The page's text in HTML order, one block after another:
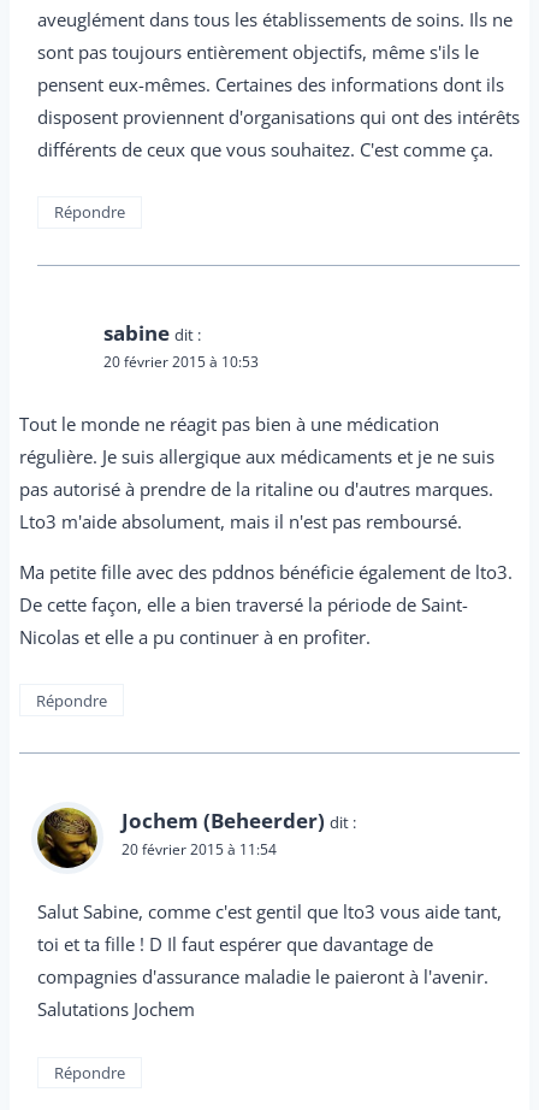
aveuglément dans tous les établissements de soins. Ils ne
sont pas toujours entièrement objectifs, même s'ils le
pensent eux-mêmes. Certaines des informations dont ils
disposent proviennent d'organisations qui ont des intérêts
différents de ceux que vous souhaitez. C'est comme ça.
Répondre
sabine dit :
20 février 2015 à 10:53
Tout le monde ne réagit pas bien à une médication
régulière. Je suis allergique aux médicaments et je ne suis
pas autorisé à prendre de la ritaline ou d'autres marques.
Lto3 m'aide absolument, mais il n'est pas remboursé.
Ma petite fille avec des pddnos bénéficie également de lto3.
De cette façon, elle a bien traversé la période de Saint-
Nicolas et elle a pu continuer à en profiter.
Répondre
Jochem (Beheerder) dit :
20 février 2015 à 11:54
Salut Sabine, comme c'est gentil que lto3 vous aide tant,
toi et ta fille ! D Il faut espérer que davantage de
compagnies d'assurance maladie le paieront à l'avenir.
Salutations Jochem
Répondre